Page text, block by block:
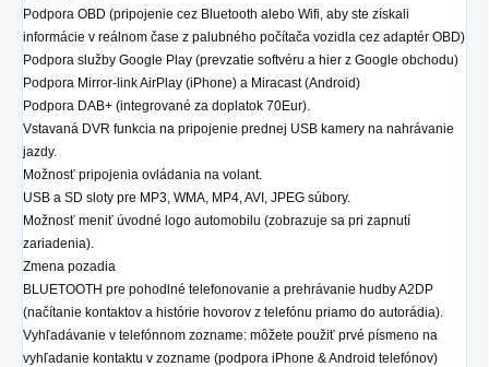
Podpora OBD (pripojenie cez Bluetooth alebo Wifi, aby ste získali
informácie v reálnom čase z palubného počítača vozidla cez adaptér OBD)
Podpora služby Google Play (prevzatie softvéru a hier z Google obchodu)
Podpora Mirror-link AirPlay (iPhone) a Miracast (Android)
Podpora DAB+ (integrované za doplatok 70Eur).
Vstavaná DVR funkcia na pripojenie prednej USB kamery na nahrávanie
jazdy.
Možnosť pripojenia ovládania na volant.
USB a SD sloty pre MP3, WMA, MP4, AVI, JPEG súbory.
Možnosť meniť úvodné logo automobilu (zobrazuje sa pri zapnutí
zariadenia).
Zmena pozadia
BLUETOOTH pre pohodlné telefonovanie a prehrávanie hudby A2DP
(načítanie kontaktov a histórie hovorov z telefónu priamo do autorádia).
Vyhľadávanie v telefónnom zozname: môžete použiť prvé písmeno na
vyhľadanie kontaktu v zozname (podpora iPhone & Android telefónov)